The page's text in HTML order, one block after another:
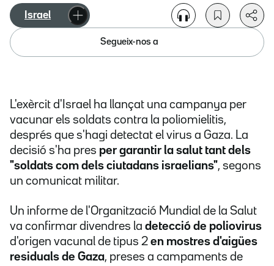
Israel
Segueix-nos a
L'exèrcit d'Israel ha llançat una campanya per
vacunar els soldats contra la poliomielitis,
després que s'hagi detectat el virus a Gaza. La
decisió s'ha pres per garantir la salut tant dels
"soldats com dels ciutadans israelians", segons
un comunicat militar.
Un informe de l'Organització Mundial de la Salut
va confirmar divendres la detecció de poliovirus
d'origen vacunal de tipus 2 en mostres d'aigües
residuals de Gaza, preses a campaments de